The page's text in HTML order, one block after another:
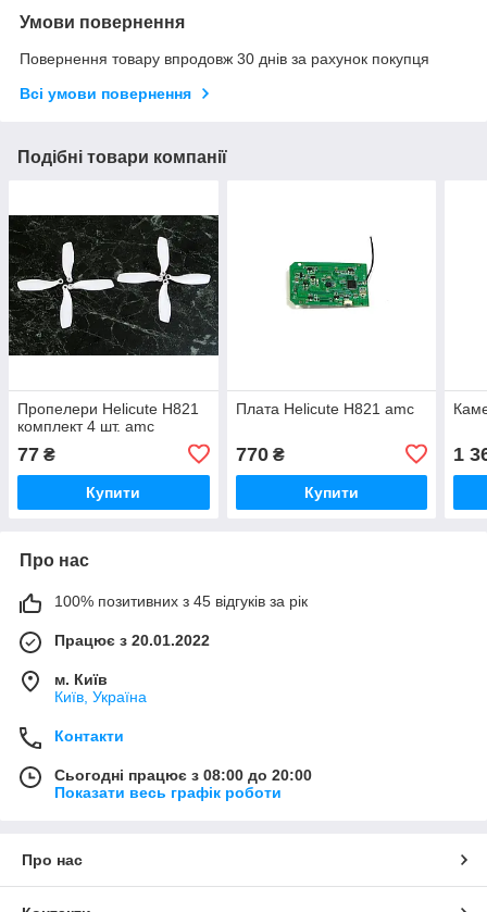
Умови повернення
Повернення товару впродовж 30 днів за рахунок покупця
Всі умови повернення
Подібні товари компанії
Пропелери Helicute H821
комплект 4 шт. amc
77 ₴
Купити
Плата Helicute H821 amc
770₴
Купити
1
Про нас
100% позитивних з 45 відгуків за рік
Працює з 20.01.2022
м. Київ
Київ, Україна
Контакти
Сьогодні працює з 08:00 до 20:00
Показати весь графік роботи
Про нас